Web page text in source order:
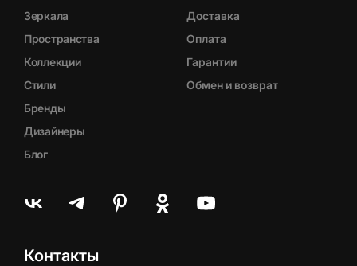
Зеркала
Пространства
Коллекции
Стили
Бренды
Дизайнеры
Блог
Доставка
Оплата
Гарантии
Обмен и возврат
Контакты